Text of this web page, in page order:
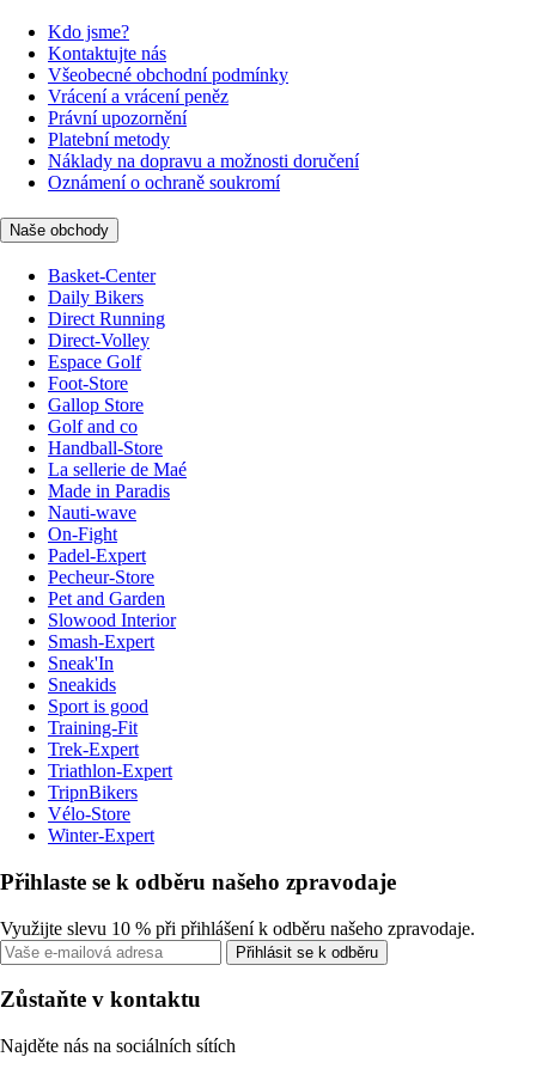
Kdo jsme?
Kontaktujte nás
Všeobecné obchodní podmínky
Vrácení a vrácení peněz
Právní upozornění
Platební metody
Náklady na dopravu a možnosti doručení
Oznámení o ochraně soukromí
Naše obchody
Basket-Center
Daily Bikers
Direct Running
Direct-Volley
Espace Golf
Foot-Store
Gallop Store
Golf and co
Handball-Store
La sellerie de Maé
Made in Paradis
Nauti-wave
On-Fight
Padel-Expert
Pecheur-Store
Pet and Garden
Slowood Interior
Smash-Expert
Sneak'In
Sneakids
Sport is good
Training-Fit
Trek-Expert
Triathlon-Expert
TripnBikers
Vélo-Store
Winter-Expert
Přihlaste se k odběru našeho zpravodaje
Využijte slevu 10 % při přihlášení k odběru našeho zpravodaje.
Přihlásit se k odběru
Zůstaňte v kontaktu
Najděte nás na sociálních sítích